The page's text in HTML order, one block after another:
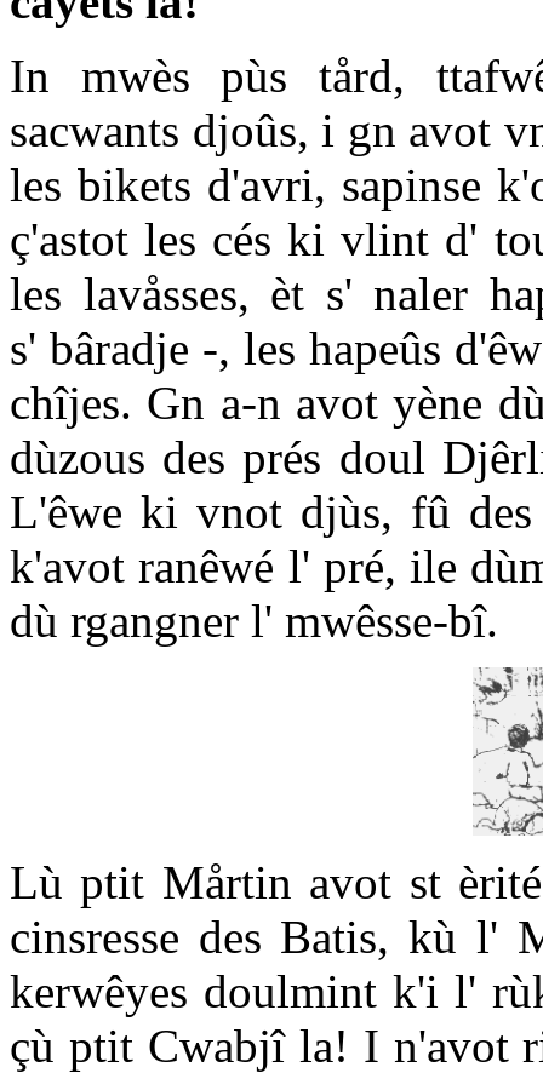
In mwès pùs tård,
sacwants djoûs, i gn avot
les bikets d'avri, sapinse
ç'astot les cés ki vlint d'
les lavåsses, èt s' naler
s' bâradje -, les hapeûs
chîjes. Gn a-n avot yène
dùzous des prés doul
L'êwe ki vnot djùs, fû
k'avot ranêwé l' pré, ile
dù rgangner l' mwêsse-bî.
Lù ptit Mårtin avot st
cinsresse des Batis, kù l'
kerwêyes doulmint k'i l'
çù ptit Cwabjî la! I n'avot